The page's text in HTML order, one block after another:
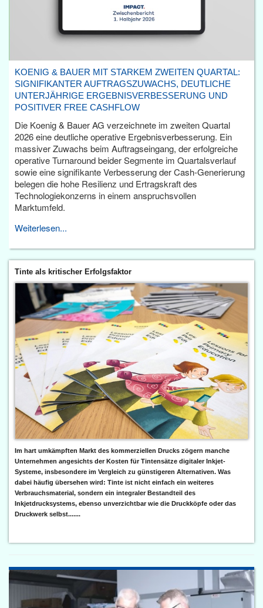
KOENIG & BAUER MIT STARKEM ZWEITEN QUARTAL:
SIGNIFIKANTER AUFTRAGSZUWACHS, DEUTLICHE
UNTERJÄHRIGE ERGEBNISVERBESSERUNG UND
POSITIVER FREE CASHFLOW
Die Koenig & Bauer AG verzeichnete im zweiten Quartal
2026 eine deutliche operative Ergebnisverbesserung. Ein
massiver Zuwachs beim Auftragseingang, der erfolgreiche
operative Turnaround beider Segmente im Quartalsverlauf
sowie eine signifikante Verbesserung der Cash-Generierung
belegen die hohe Resilienz und Ertragskraft des
Technologiekonzerns in einem anspruchsvollen
Marktumfeld.
Weiterlesen...
Tinte als kritischer Erfolgsfaktor
Im hart umkämpften Markt des kommerziellen Drucks zögern manche
Unternehmen angesichts der Kosten für Tintensätze digitaler Inkjet-
Systeme, insbesondere im Vergleich zu günstigeren Alternativen. Was
dabei häufig übersehen wird: Tinte ist nicht einfach ein weiteres
Verbrauchsmaterial, sondern ein integraler Bestandteil des
Inkjetdrucksystems, ebenso unverzichtbar wie die Druckköpfe oder das
Druckwerk selbst.......